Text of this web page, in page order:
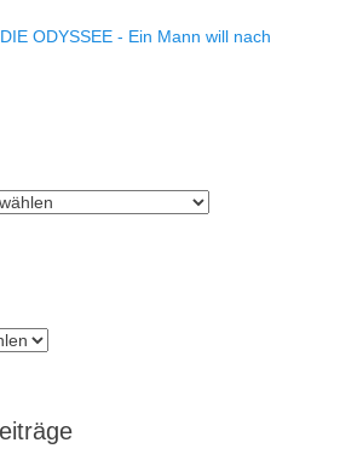
ODYSSEE - Ein Mann will nach